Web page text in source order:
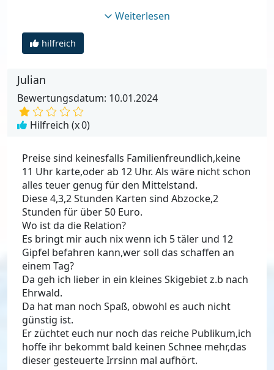
Weiterlesen
hilfreich
Julian
Bewertungsdatum: 10.01.2024
Hilfreich (x0)
Preise sind keinesfalls Familienfreundlich,keine
11 Uhr karte,oder ab 12 Uhr. Als wäre nicht schon
alles teuer genug für den Mittelstand.
Diese 4,3,2 Stunden Karten sind Abzocke,2
Stunden für über 50 Euro.
Wo ist da die Relation?
Es bringt mir auch nix wenn ich 5 täler und 12
Gipfel befahren kann,wer soll das schaffen an
einem Tag?
Da geh ich lieber in ein kleines Skigebiet z.b nach
Ehrwald.
Da hat man noch Spaß, obwohl es auch nicht
günstig ist.
Er züchtet euch nur noch das reiche Publikum,ich
hoffe ihr bekommt bald keinen Schnee mehr,das
dieser gesteuerte Irrsinn mal aufhört.